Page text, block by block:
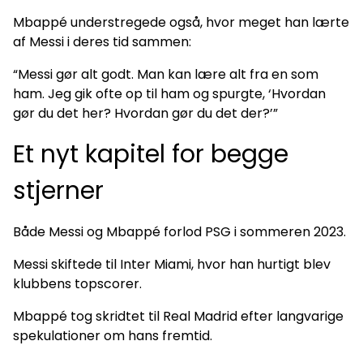
Mbappé understregede også, hvor meget han lærte
af Messi i deres tid sammen:
“Messi gør alt godt. Man kan lære alt fra en som
ham. Jeg gik ofte op til ham og spurgte, ‘Hvordan
gør du det her? Hvordan gør du det der?’”
Et nyt kapitel for begge
stjerner
Både Messi og Mbappé forlod PSG i sommeren 2023.
Messi skiftede til Inter Miami, hvor han hurtigt blev
klubbens topscorer.
Mbappé tog skridtet til Real Madrid efter langvarige
spekulationer om hans fremtid.